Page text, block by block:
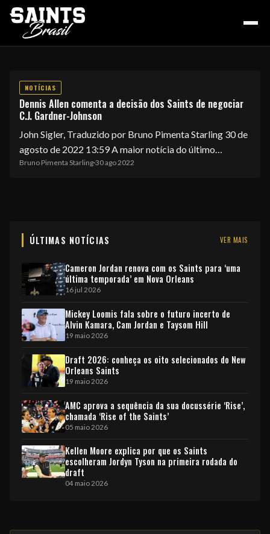
HOME
PODCAST
NOSSA HISTÓRIA
EQUIPE
NOTÍCIAS
Dennis Allen comenta a decisão dos Saints de negociar
C.J. Gardner-Johnson
John Sigler, Traduzido por Bruno Pimenta Starling 30 de
agosto de 2022 13:59 A maior notícia do último…
Bruno Pimenta Starling·30 ago 2022
ÚLTIMAS NOTÍCIAS VER MAIS
Cameron Jordan renova com os Saints para ‘uma
última temporada’ em Nova Orleans
16 jul 2026
Mickey Loomis fala sobre o futuro incerto de
Alvin Kamara, Cam Jordan e Taysom Hill
19 maio 2026
Draft 2026: conheça os oito selecionados do New
Orleans Saints
19 maio 2026
AMC aprova a sequência da sua docussérie ‘Rise’,
chamada ‘Rise of the Saints’
05 maio 2026
Kellen Moore explica por que os Saints
escolheram Jordyn Tyson na primeira rodada do
draft
04 maio 2026